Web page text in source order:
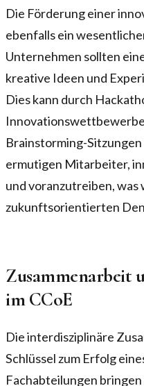
Die Förderung einer
ebenfalls ein
Unternehmen sollten
kreative Ideen und
Dies kann durch
Brainstorming-
ermutigen Mitarbeiter,
und voranzutreiben, was
zukunftsorientierten
Zusammenarbeit
im CCoE
Die interdisziplinäre
Schlüssel zum Erfolg
Fachabteilungen